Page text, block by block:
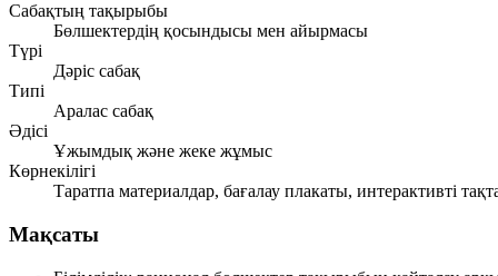
Сабақтың тақырыбы
Бөлшектердің қосындысы мен айырмасы
Түрі
Дәріс сабақ
Типі
Аралас сабақ
Әдісі
Ұжымдық және жеке жұмыс
Көрнекілігі
Таратпа материалдар, бағалау плакаты, интерактивті
Мақсаты